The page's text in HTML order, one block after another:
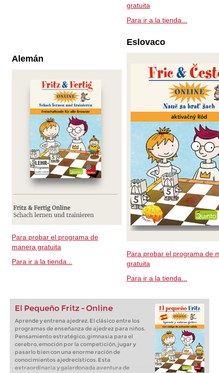
gratuita
Para ir a la tienda...
Alemán
Para probar el programa de
manera gratuita
Para ir a la tienda...
Eslovaco
Para probar el programa de
gratuita
Para ir a la tienda...
El Pequeño Fritz - Online
Aprende y entrena ajedrez. El clásico entre los
programas de enseñanza de ajedrez para niños.
Pensamiento estratégico, gimnasia para el
cerebro, emoción por la competición, jugar y
pasarlo bien con una enorme ración de
conocimientos ajedrecísticos. Esta
extraordinaria y galardonada aventura de